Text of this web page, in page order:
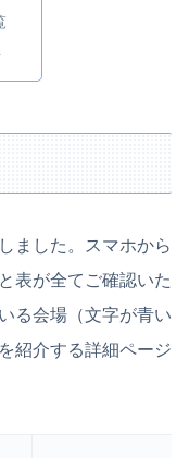
ました。スマホから
表が全てご確認いた
る会場（文字が青い
紹介する詳細ページ